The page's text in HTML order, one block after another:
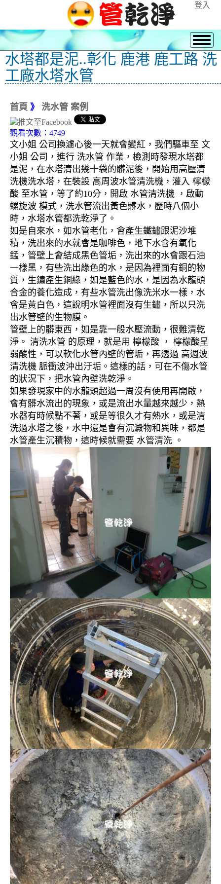
登入
水塔都是泥..彰化 鹿港 鹿工路 洗
工廠水塔水管
首頁 》 洗水管 案例
觀看次數：4749
文小姐 公司換濾心後一天就會變紅，我們驅車至 文
小姐 公司，進行 洗水管 作業，檢測時發現水塔都
是泥，在水塔清出幾十袋的髒泥後，開始用高壓清
洗機洗水塔，在裝設 高周波水管清洗機，灌入 檸檬
酸 至水管，等了約10分，開啟 水管清洗機 ，啟動
螺旋波 模式，洗水管流出黃色髒水，歷時八個小
時，水塔水管都洗乾淨了。
如是自來水，如水管老化，會產生鐵鏽跟泥沙堆
積，洗出來的水就會是咖啡色，地下水含有氧化
錳，管壁上會結成黑色管垢，洗出來的水會跟石油
一樣黑，有些洗出綠色的水，是因為裡面有銅的物
質，生鏽產生銅綠，如是藍色的水，是因為水龍頭
合金的養化造成，有些水管洗出像洗米水一樣，水
會是黃白色，這說明水管裡面沒有生鏽，所以只洗
出水管壁的生物膜。
管壁上的髒東西，如是靠一般水壓流動，很難清乾
淨。 清洗水管 的原理，就是用 檸檬酸 ， 檸檬酸呈
弱酸性，可以軟化水管內壁的管垢，再透過 高週波
清洗機 脈衝波沖出汙垢。這樣的話，可在不傷水管
的狀況下，把水管內壁洗乾淨。
如果發現家中的水龍頭超過一周沒有使用再開啟，
會有髒水流出的現象，或是流出水量越來越少，熱
水器有時候點不著，或是等很久才有熱水，或是清
洗過水塔之後，水中還是會有沉澱物和異味，都是
水管產生沉積物，這時候就需要 水管清洗 。